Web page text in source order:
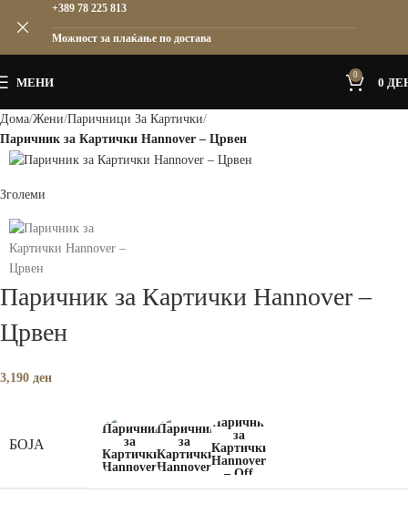
МЕНИ
0
0
Дома Жени Паричници За Картички
Паричник за Картички Hannover – Црвен
Зголеми
Паричник за Картички Hannover –
Црвен
3,190 ден
БОЈА
+389 78 225 813
Можност за плаќање по достава